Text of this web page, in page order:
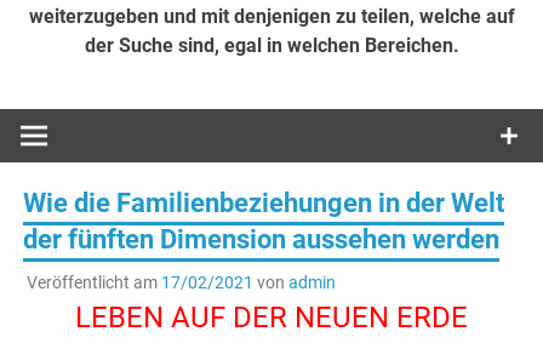
weiterzugeben und mit denjenigen zu teilen, welche auf
der Suche sind, egal in welchen Bereichen.
Wie die Familienbeziehungen in der Welt
der fünften Dimension aussehen werden
Veröffentlicht am 17/02/2021 von admin
LEBEN AUF DER NEUEN ERDE